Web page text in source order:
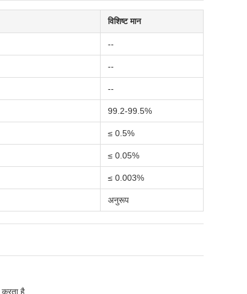
विशिष्ट मान
--
--
--
99.2-99.5%
≤ 0.5%
≤ 0.05%
≤ 0.003%
अनुरूप
करता है